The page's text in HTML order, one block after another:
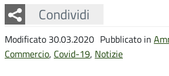
Condividi
Facebook
Twitter
Whatsapp
Modificato 30.03.2020 Pubblicato in
Commercio, Covid-19, Notizie